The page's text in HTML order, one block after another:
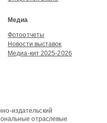
Новости выставок
Фотоотчеты
Медиа
Медиа-кит 2025-2026
издательский
отраслевые